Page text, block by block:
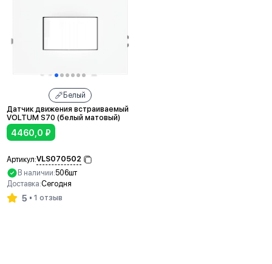
Белый
Датчик движения встраиваемый
VOLTUM S70 (белый матовый)
4460,0 ₽
Артикул:VLS070502
В наличии:506шт
Доставка:Сегодня
5 1 отзыв